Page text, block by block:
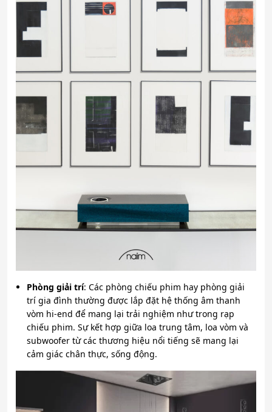
Phòng giải trí: Các phòng chiếu phim hay phòng giải
trí gia đình thường được lắp đặt hệ thống âm thanh
vòm hi-end để mang lại trải nghiệm như trong rạp
chiếu phim. Sự kết hợp giữa loa trung tâm, loa vòm và
subwoofer từ các thương hiệu nổi tiếng sẽ mang lại
cảm giác chân thực, sống động.